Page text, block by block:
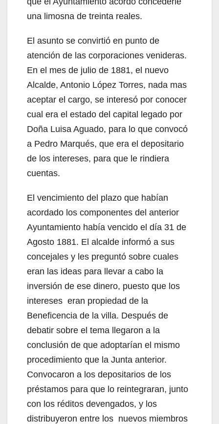
una limosna de treinta reales.
El asunto se convirtió en punto de
atención de las corporaciones venideras.
En el mes de julio de 1881, el nuevo
Alcalde, Antonio López Torres, nada mas
aceptar el cargo, se interesó por conocer
cual era el estado del capital legado por
Doña Luisa Aguado, para lo que convocó
a Pedro Marqués, que era el depositario
de los intereses, para que le rindiera
cuentas.
El vencimiento del plazo que habían
acordado los componentes del anterior
Ayuntamiento había vencido el día 31 de
Agosto 1881. El alcalde informó a sus
concejales y les preguntó sobre cuales
eran las ideas para llevar a cabo la
inversión de ese dinero, puesto que los
intereses eran propiedad de la
Beneficencia de la villa. Después de
debatir sobre el tema llegaron a la
conclusión de que adoptarían el mismo
procedimiento que la Junta anterior.
Convocaron a los depositarios de los
préstamos para que lo reintegraran, junto
con los réditos devengados, y los
distribuyeron entre los nuevos miembros